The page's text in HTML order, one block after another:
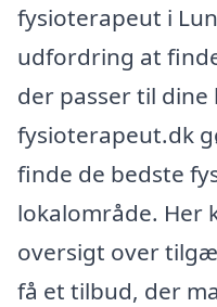
fysioterapeut i
udfordring at
der passer til dine
fysioterapeut.dk
finde de bedste
lokalområde. Her
oversigt over
få et tilbud, der